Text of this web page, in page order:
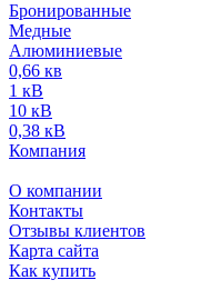
Бронированные
Медные
Алюминиевые
0,66 кв
1 кВ
10 кВ
0,38 кВ
Компания
О компании
Контакты
Отзывы клиентов
Карта сайта
Как купить